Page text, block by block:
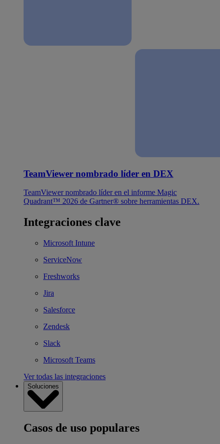
TeamViewer nombrado líder en DEX
TeamViewer nombrado líder en el informe Magic
Quadrant™ 2026 de Gartner® sobre herramientas DEX.
Integraciones clave
Microsoft Intune
ServiceNow
Freshworks
Jira
Salesforce
Zendesk
Slack
Microsoft Teams
Ver todas las integraciones
Soluciones
Casos de uso populares